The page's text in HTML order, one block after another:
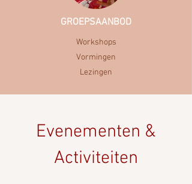
GROEPSAANBOD
Workshops
Vormingen
Lezingen
Evenementen &
Activiteiten